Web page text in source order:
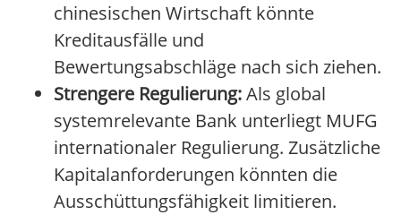
chinesischen Wirtschaft könnte
Kreditausfälle und
Bewertungsabschläge nach sich ziehen.
Strengere Regulierung:Als global
systemrelevante Bank unterliegt MUFG
internationaler Regulierung. Zusätzliche
Kapitalanforderungen könnten die
Ausschüttungsfähigkeit limitieren.